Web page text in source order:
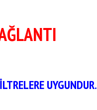
UYGUNDUR.